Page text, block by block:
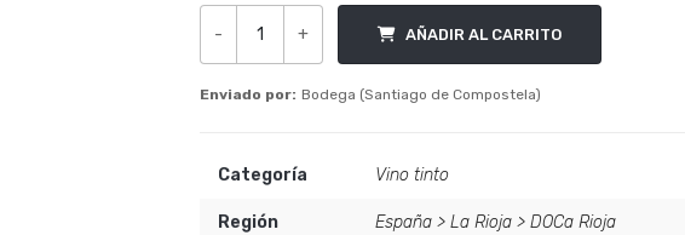
-
Ramón Bilbao Crianza cantidad
+ AÑADIR AL CARRITO
Enviado por: Bodega (Santiago de Compostela)
Categoría Vino tinto
Región España> La Rioja> DOCa Rioja